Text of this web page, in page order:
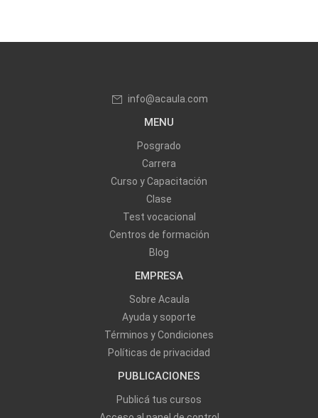
info@acaula.com
MENU
Posgrado
Carrera
Curso y Capacitación
Clase
Test vocacional
Centros de formación
Blog
EMPRESA
Sobre Acaula
Ayuda y soporte
Términos y Condiciones
Políticas de privacidad
PUBLICACIONES
Publicá tus cursos